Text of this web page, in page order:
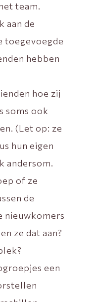
team.
aan de
toegevoegde
hebben
hoe zij
soms ook
(Let op: ze
hun eigen
andersom.
of ze
de
nieuwkomers
ze dat aan?
een